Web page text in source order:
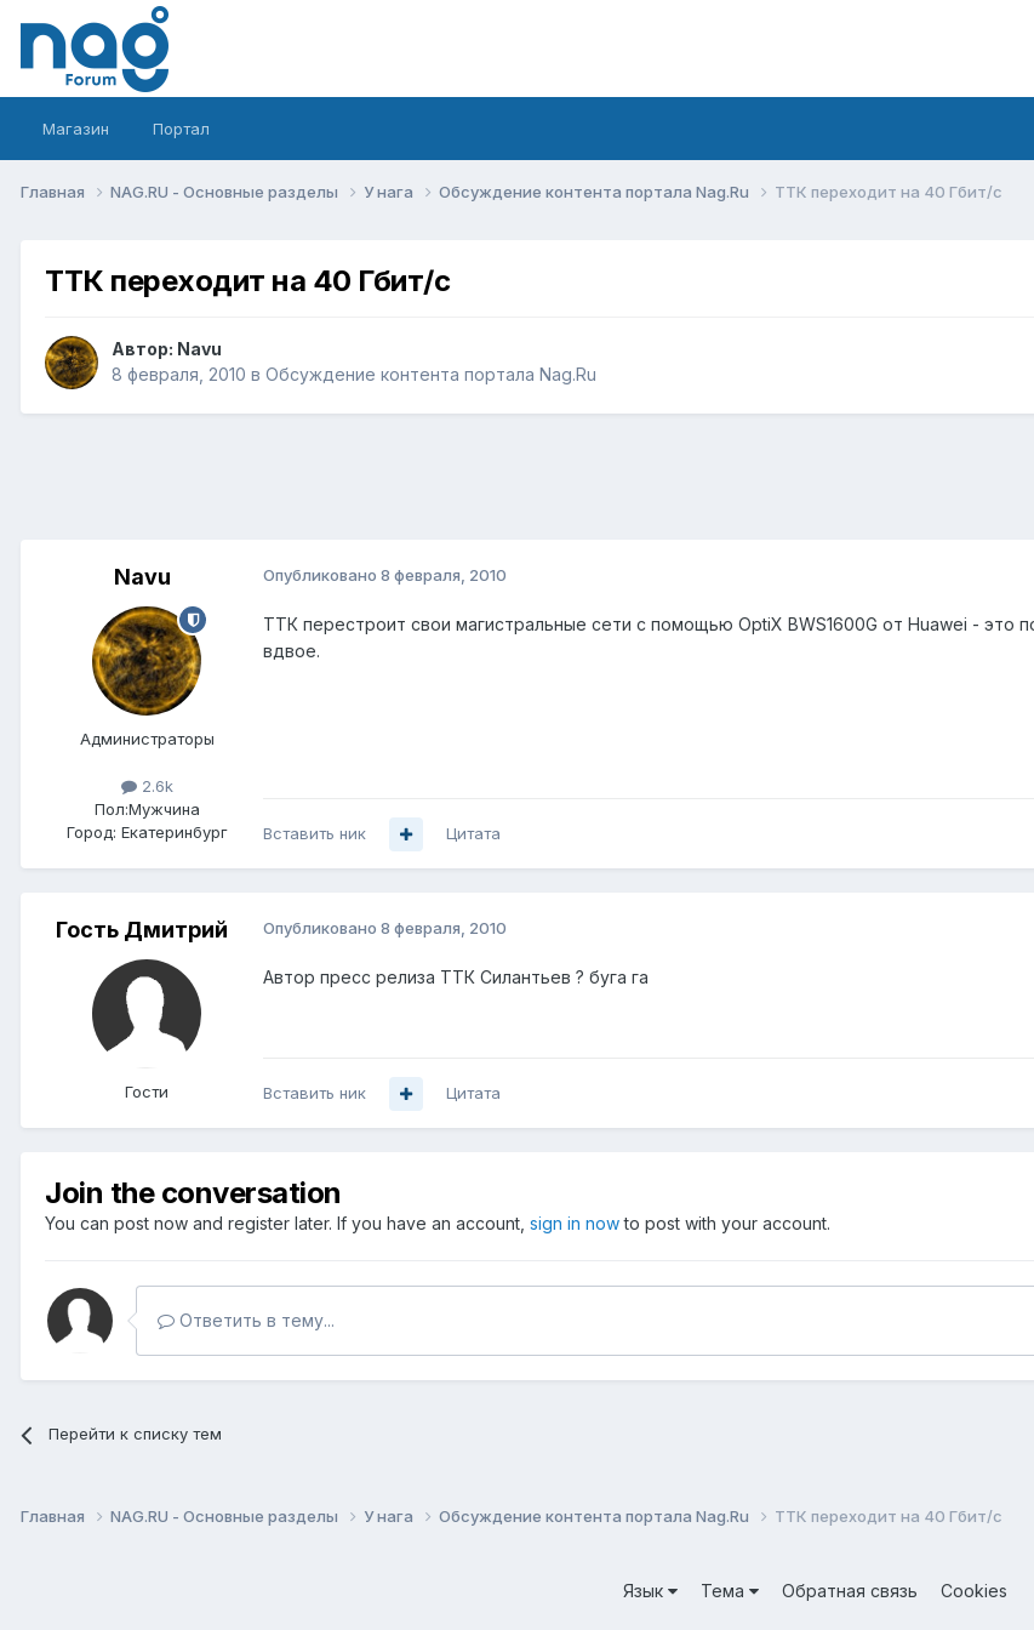
Магазин Портал
Главная NAG.RU - Основные разделы У нага Обсуждение контента портала Nag.Ru ТТК переходит на 40 Гбит/с
ТТК переходит на 40 Гбит/с
Автор: Navu
8 февраля, 2010 в Обсуждение контента портала Nag.Ru
Navu
Администраторы
2.6k
Пол:Мужчина
Город: Екатеринбург
Опубликовано 8 февраля, 2010
ТТК перестроит свои магистральные сети с помощью OptiX BWS1600G от Huawei - это
вдвое.
Вставить ник Цитата
Гость Дмитрий
Гости
Опубликовано 8 февраля, 2010
Автор пресс релиза ТТК Силантьев ? буга га
Вставить ник Цитата
Join the conversation
You can post now and register later. If you have an account, sign in nowto post with your account.
Ответить в тему...
Перейти к списку тем
Главная NAG.RU - Основные разделы У нага Обсуждение контента портала Nag.Ru ТТК переходит на 40 Гбит/с
Язык Тема Обратная связь
Cookies